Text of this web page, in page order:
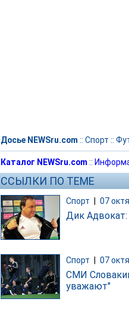
Досье NEWSru.com :: Спорт ::
Каталог NEWSru.com ::
ССЫЛКИ ПО ТЕМЕ
Спорт 07
Дик
Спорт 07
СМИ
уважают"